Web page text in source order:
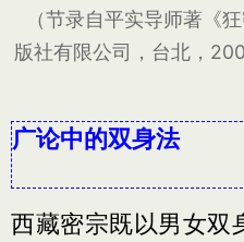
（节录自平实导师著《
版社有限公司，台北，
广论中的双身法
西藏密宗既以男女双